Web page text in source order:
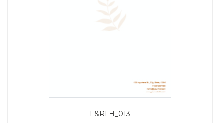
F&RLH_013